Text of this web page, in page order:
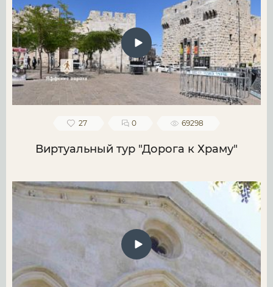
27 0 69298
Виртуальный тур "Дорога к Храму"